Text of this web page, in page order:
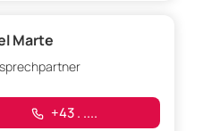
Marte
+43 . ....